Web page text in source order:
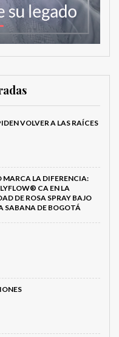
VOLVER A LAS RAÍCES
MARCA LA DIFERENCIA:
CA EN LA
DE ROSA SPRAY BAJO
SABANA DE BOGOTÁ